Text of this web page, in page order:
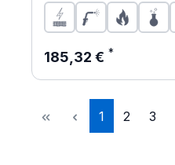
Regulärer Preis:
185,32 €
Seite
1 Seite
2 Seite
3